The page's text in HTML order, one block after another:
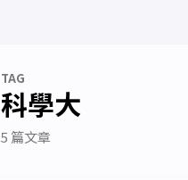
TAG
科學大
5 篇文章